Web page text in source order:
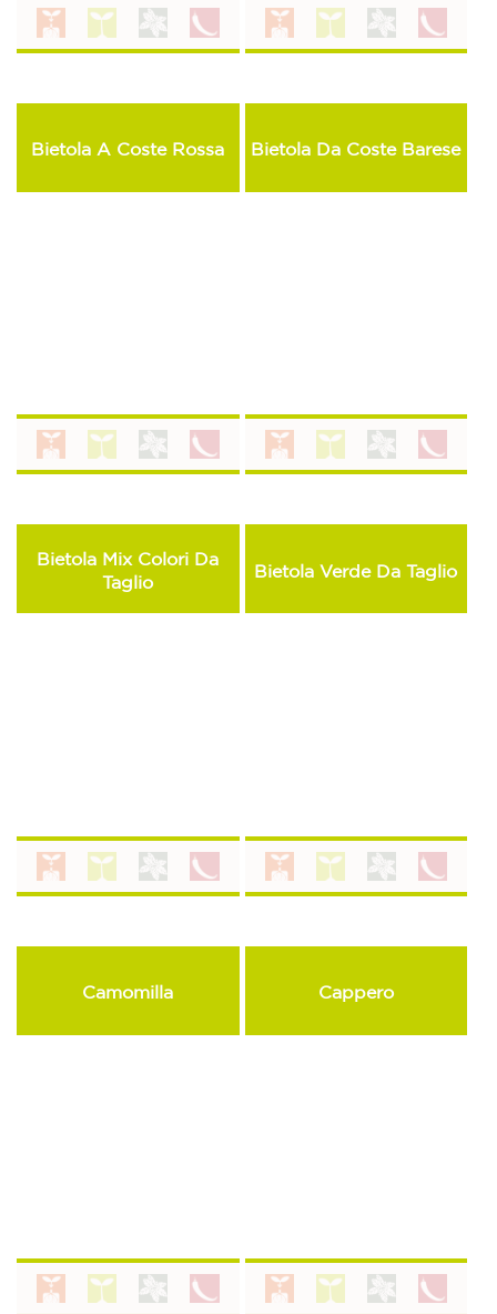
Bietola A Coste Rossa Bietola Da Coste Barese
Bietola Mix Colori Da
Taglio
Bietola Verde Da Taglio
Camomilla Cappero